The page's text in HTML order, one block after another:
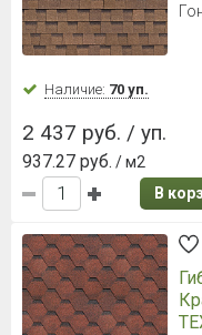
Наличие: 70 уп.
2 437 руб. / уп.
937.27 руб. / м2
В